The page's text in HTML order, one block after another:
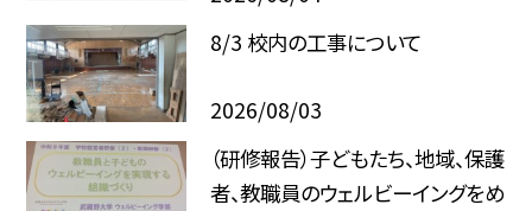
8/3 校内の工事について
2026/08/03
（研修報告）子どもたち、地域、保護
者、教職員のウェルビーイングをめ